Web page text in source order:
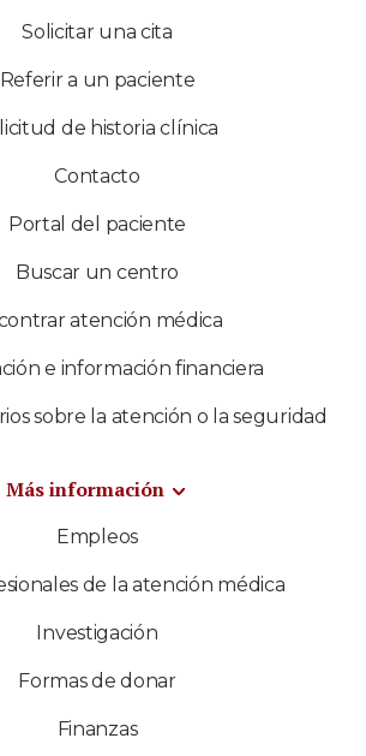
Solicitar una cita
Referir a un paciente
de historia clínica
Contacto
Portal del paciente
Buscar un centro
atención médica
e información financiera
sobre la atención o la seguridad
Más información
Empleos
de la atención médica
Investigación
Formas de donar
Finanzas